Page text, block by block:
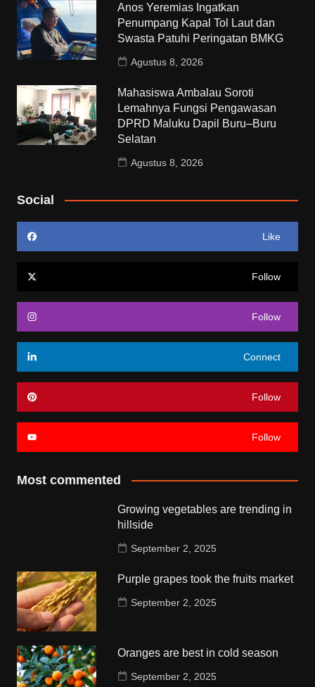
Anos Yeremias Ingatkan
Penumpang Kapal Tol Laut dan
Swasta Patuhi Peringatan BMKG
Agustus 8, 2026
Mahasiswa Ambalau Soroti
Lemahnya Fungsi Pengawasan
DPRD Maluku Dapil Buru–Buru
Selatan
Agustus 8, 2026
Social
Like
Follow
Follow
Connect
Follow
Follow
Most commented
Growing vegetables are trending in
hillside
September 2, 2025
Purple grapes took the fruits market
September 2, 2025
Oranges are best in cold season
September 2, 2025